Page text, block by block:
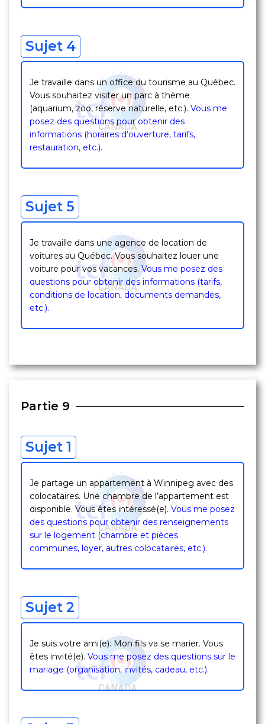
Sujet 4
Je travaille dans un office du tourisme au Québec.
Vous souhaitez visiter un parc à thème
(aquarium, zoo, réserve naturelle, etc.). Vous me
posez des questions pour obtenir des
informations (horaires d’ouverture, tarifs,
restauration, etc.).
Sujet 5
Je travaille dans une agence de location de
voitures au Québec. Vous souhaitez louer une
voiture pour vos vacances. Vous me posez des
questions pour obtenir des informations (tarifs,
conditions de location, documents demandes,
etc.).
Partie 9
Sujet 1
Je partage un appartement à Winnipeg avec des
colocataires. Une chambre de l’appartement est
disponible. Vous êtes intéressé(e). Vous me posez
des questions pour obtenir des renseignements
sur le logement (chambre et pièces
communes, loyer, autres colocataires, etc.).
Sujet 2
Je suis votre ami(e). Mon fils va se marier. Vous
êtes invité(e). Vous me posez des questions sur le
mariage (organisation, invités, cadeau, etc.).